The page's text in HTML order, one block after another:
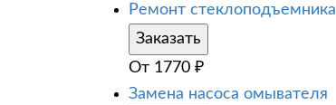
Ремонт стеклоподъемника
Заказать
От 1770 ₽
Замена насоса омывателя